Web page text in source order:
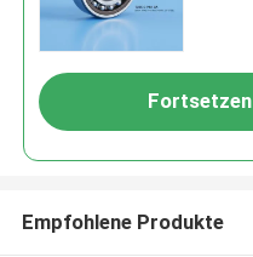
Fortsetzen
Empfohlene Produkte